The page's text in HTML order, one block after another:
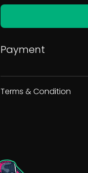
Payment
Terms & Condition